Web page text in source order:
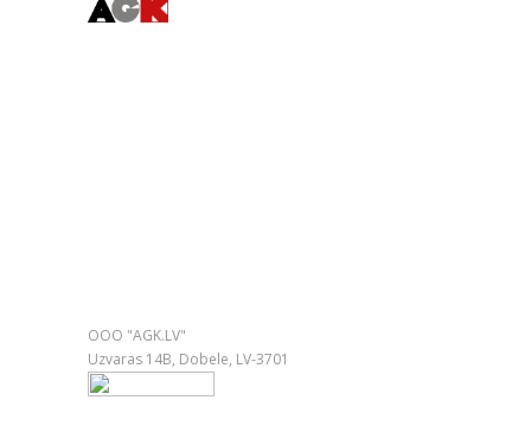
ООО "AGK.LV"
Uzvaras 14B, Dobele, LV-3701